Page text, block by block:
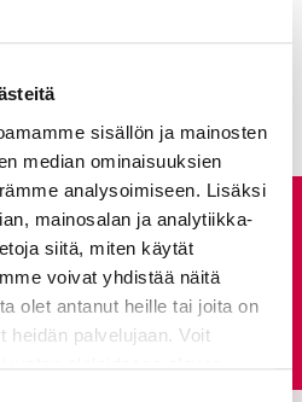
sisällön ja mainosten
median ominaisuuksien
analysoimiseen. Lisäksi
mainosalan ja analytiikka-
siitä, miten käytät
voivat yhdistää näitä
olet antanut heille tai joita on
heidän palvelujaan. Voit
Siirtyy ulkoiselle